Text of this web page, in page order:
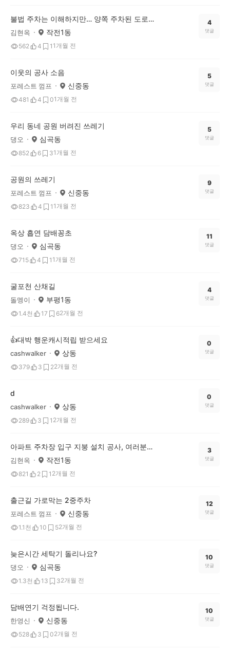
불법 주차는 이해하지만… 양쪽 주차된 도로는 운전하기 너무 어렵네요
김현옥 작전1동
562 4 1 1개월 전
4
댓글
이웃의 공사 소음
포레스트 껌프 신중동
481 4 01개월 전
5
댓글
우리 동네 공원 버려진 쓰레기
댕오 심곡동
852 6 31개월 전
5
댓글
공원의 쓰레기
포레스트 껌프 신중동
823 4 1 1개월 전
9
댓글
옥상 흡연 담배꽁초
댕오 심곡동
715 4 1 1개월 전
11
댓글
굴포천 산채길
돌멩이 부평1동
1.4천 17 62개월 전
4
댓글
👍대박 행운캐시적립 받으세요
cashwalker 상동
379 3 22개월 전
0
댓글
d
cashwalker 상동
289 3 1 2개월 전
0
댓글
아파트 주차장 입구 지붕 설치 공사, 여러분은 어떻게 생각하시나요?
김현옥 작전1동
821 2 1 2개월 전
3
댓글
출근길 가로막는 2중주차
포레스트 껌프 신중동
1.1천 10 52개월 전
12
댓글
늦은시간 세탁기 돌리나요?
댕오 심곡동
1.3천 13 32개월 전
10
댓글
담배연기 걱정됩니다.
한영신 신중동
528 3 02개월 전
10
댓글